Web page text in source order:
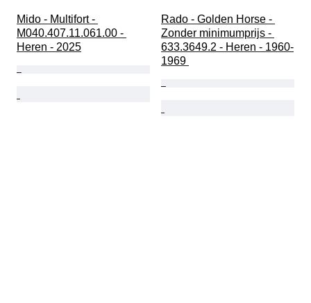
Mido - Multifort -
M040.407.11.061.00 -
Heren - 2025
Rado - Golden Horse -
Zonder minimumprijs -
633.3649.2 - Heren - 1960-
1969